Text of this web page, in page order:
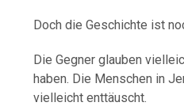
Doch die Geschichte ist
Die Gegner glauben
haben. Die Menschen in
vielleicht enttäuscht.